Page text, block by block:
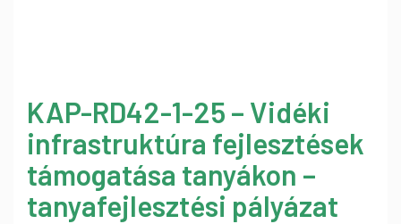
KAP-RD42-1-25 – Vidéki
infrastruktúra fejlesztések
támogatása tanyákon –
tanyafejlesztési pályázat